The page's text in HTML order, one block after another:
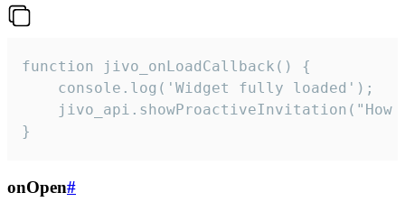
function jivo_onLoadCallback() {
    console.log('Widget fully loaded');
jivo_api.showProactiveInvitation("How
}
onOpen#